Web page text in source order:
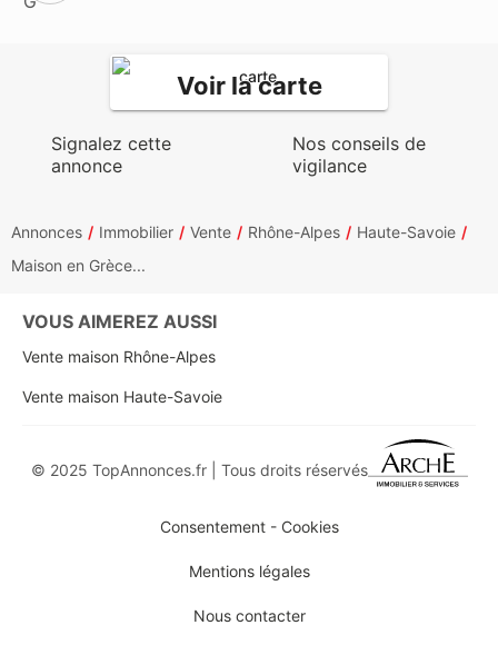
Voir la carte
Signalez cette
annonce
Nos conseils de
vigilance
Annonces Immobilier Vente Rhône-Alpes
Haute-Savoie
Maison en Grèce...
VOUS AIMEREZ AUSSI
Vente maison Rhône-Alpes
Vente maison Haute-Savoie
© 2025 TopAnnonces.fr | Tous droits réservés
Consentement - Cookies
Mentions légales
Nous contacter